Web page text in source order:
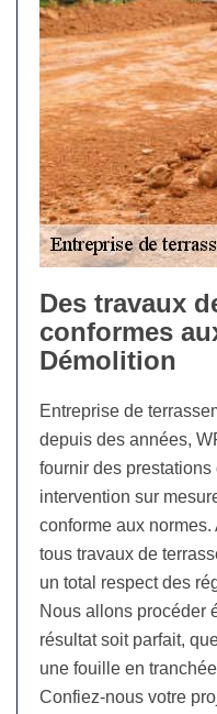
Des travaux
conformes
Démolition
Entreprise de
depuis des années,
fournir des
intervention sur
conforme aux
tous travaux de
un total respect des
Nous allons procéder
résultat soit parfait,
une fouille en
Confiez-nous votre